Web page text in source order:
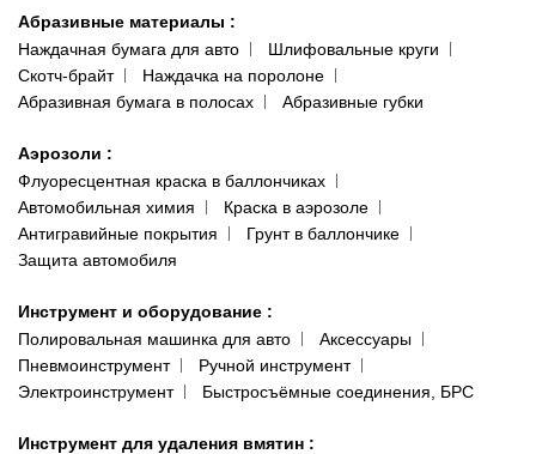
Абразивные материалы :
Наждачная бумага для авто
Шлифовальные круги
Скотч-брайт
Наждачка на поролоне
Абразивная бумага в полосах
Абразивные губки
Аэрозоли :
Флуоресцентная краска в баллончиках
Автомобильная химия
Краска в аэрозоле
Антигравийные покрытия
Грунт в баллончике
Защита автомобиля
Инструмент и оборудование :
Полировальная машинка для авто
Аксессуары
Пневмоинструмент
Ручной инструмент
Электроинструмент
Быстросъёмные соединения, БРС
Инструмент для удаления вмятин :